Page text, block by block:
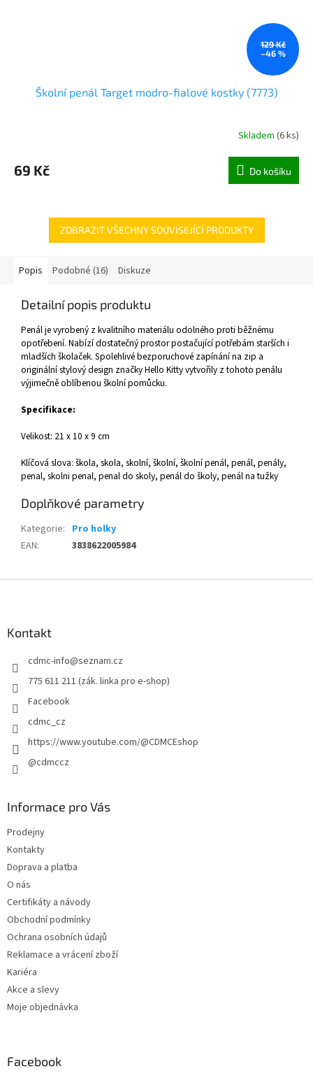
129 Kč
–46 %
Školní penál Target modro-fialové kostky (7773)
Skladem (6 ks)
69 Kč Do košíku
ZOBRAZIT VŠECHNY SOUVISEJÍCÍ PRODUKTY
Popis Podobné (16) Diskuze
Detailní popis produktu
Penál je vyrobený z kvalitního materiálu odolného proti běžnému
opotřebení. Nabízí dostatečný prostor postačující potřebám starších i
mladších školaček. Spolehlivé bezporuchové zapínání na zip a
originální stylový design značky Hello Kitty vytvořily z tohoto penálu
výjimečně oblíbenou školní pomůcku.
Specifikace:
Velikost: 21 x 10 x 9 cm
Klíčová slova: škola, skola, skolní, školní, školní penál, penál, penály,
penal, skolni penal, penal do skoly, penál do školy, penál na tužky
Doplňkové parametry
Kategorie: Pro holky
EAN: 3838622005984
Kontakt
cdmc-info@seznam.cz
775 611 211 (zák. linka pro e-shop)
Facebook
cdmc_cz
https://www.youtube.com/@CDMCEshop
@cdmccz
Informace pro Vás
Prodejny
Kontakty
Doprava a platba
O nás
Certifikáty a návody
Obchodní podmínky
Ochrana osobních údajů
Reklamace a vrácení zboží
Kariéra
Akce a slevy
Moje objednávka
Facebook